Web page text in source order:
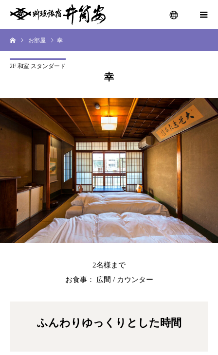
お部屋 幸
2F 和室 スタンダード
幸
2名様まで
お食事： 広間 / カウンター
ふんわりゆっくりとした時間